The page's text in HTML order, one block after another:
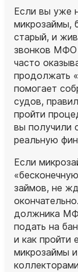
Если вы уже
микрозаймы,
старый, и
звонков МФО
часто
продолжать
помогает
судов,
пройти
вы получили
реальную
Если
займов, не
должника
подать на
и как пройти
микрозаймы